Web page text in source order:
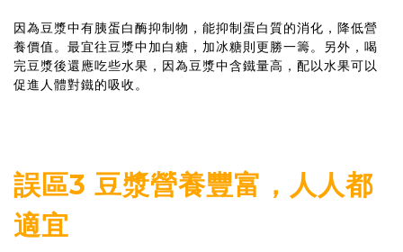
因為豆漿中有胰蛋白酶抑制物，能抑制蛋白質的消化，降低營
養價值。最宜往豆漿中加白糖，加冰糖則更勝一籌。另外，喝
完豆漿後還應吃些水果，因為豆漿中含鐵量高，配以水果可以
促進人體對鐵的吸收。
誤區3 豆漿營養豐富，人人都
適宜